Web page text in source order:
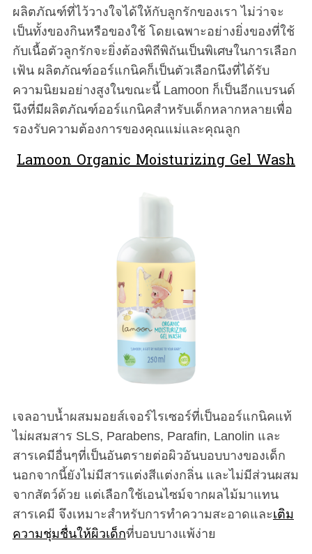
ผลิตภัณฑ์ที่ไว้วางใจได้ให้กับลูกรักของเรา ไม่ว่าจะ
เป็นทั้งของกินหรือของใช้ โดยเฉพาะอย่างยิ่งของที่ใช้
กับเนื้อตัวลูกรักจะยิ่งต้องพิถีพิถันเป็นพิเศษในการเลือก
เฟ้น ผลิตภัณฑ์ออร์แกนิคก็เป็นตัวเลือกนึงที่ได้รับ
ความนิยมอย่างสูงในขณะนี้ Lamoon ก็เป็นอีกแบรนด์
นึงที่มีผลิตภัณฑ์ออร์แกนิคสำหรับเด็กหลากหลายเพื่อ
รองรับความต้องการของคุณแม่และคุณลูก
Lamoon Organic Moisturizing Gel Wash
เจลอาบน้ำผสมมอยส์เจอร์ไรเซอร์ที่เป็นออร์แกนิคแท้
ไม่ผสมสาร SLS, Parabens, Parafin, Lanolin และ
สารเคมีอื่นๆที่เป็นอันตรายต่อผิวอันบอบบางของเด็ก
นอกจากนี้ยังไม่มีสารแต่งสีแต่งกลิ่น และไม่มีส่วนผสม
จากสัตว์ด้วย แต่เลือกใช้เอนไซม์จากผลไม้มาแทน
สารเคมี จึงเหมาะสำหรับการทำความสะอาดและเติม
ความชุ่มชื่นให้ผิวเด็กที่บอบบางแพ้ง่าย